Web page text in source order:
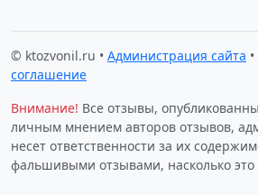
© ktozvonil.ru • Администрация сайта •
соглашение
Внимание! Все отзывы,
личным мнением авторов отзывов,
несет ответственности за их
фальшивыми отзывами, насколько